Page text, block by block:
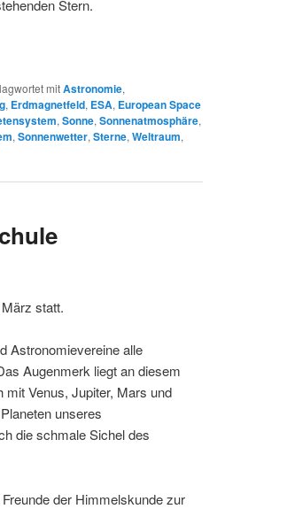
Stern.
mitAstronomie,
, Erdmagnetfeld, ESA, European Space
, Sonne, Sonnenatmosphäre,
, Sonnenwetter, Sterne, Weltraum,
statt.
Astronomievereine alle
Augenmerk liegt an diesem
mit Venus, Jupiter, Mars und
unseres
die schmale Sichel des
der Himmelskunde zur